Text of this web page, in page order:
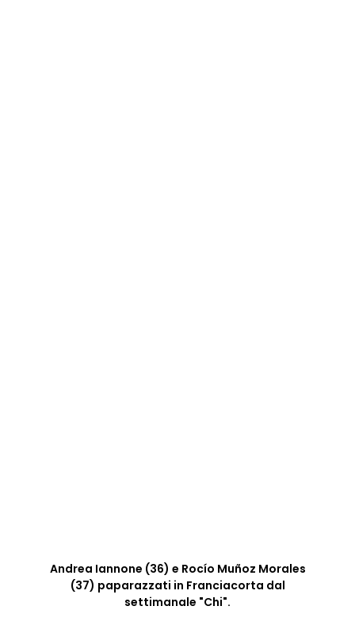
Andrea Iannone (36) e Rocío Muñoz Morales
(37) paparazzati in Franciacorta dal
settimanale "Chi".